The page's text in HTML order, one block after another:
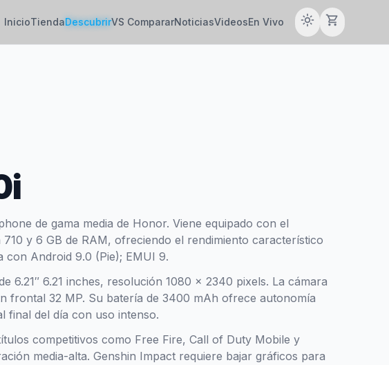
InicioTiendaDescubrirVS CompararNoticiasVideosEn Vivo light_mode shopping_cart
de gama media de Honor. Viene equipado con el
y 6 GB de RAM, ofreciendo el rendimiento característico
con Android 9.0 (Pie); EMUI 9.
6.21″ 6.21 inches, resolución 1080 x 2340 pixels. La cámara
frontal 32 MP. Su batería de 3400 mAh ofrece autonomía
final del día con uso intenso.
competitivos como Free Fire, Call of Duty Mobile y
media-alta. Genshin Impact requiere bajar gráficos para